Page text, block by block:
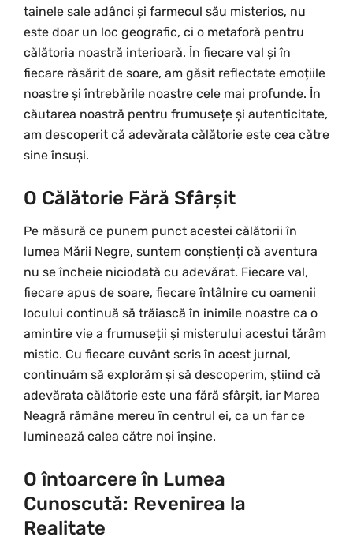
tainele sale adânci și farmecul său misterios, nu
este doar un loc geografic, ci o metaforă pentru
călătoria noastră interioară. În fiecare val și în
fiecare răsărit de soare, am găsit reflectate emoțiile
noastre și întrebările noastre cele mai profunde. În
căutarea noastră pentru frumusețe și autenticitate,
am descoperit că adevărata călătorie este cea către
sine însuși.
O Călătorie Fără Sfârșit
Pe măsură ce punem punct acestei călătorii în
lumea Mării Negre, suntem conștienți că aventura
nu se încheie niciodată cu adevărat. Fiecare val,
fiecare apus de soare, fiecare întâlnire cu oamenii
locului continuă să trăiască în inimile noastre ca o
amintire vie a frumuseții și misterului acestui tărâm
mistic. Cu fiecare cuvânt scris în acest jurnal,
continuăm să explorăm și să descoperim, știind că
adevărata călătorie este una fără sfârșit, iar Marea
Neagră rămâne mereu în centrul ei, ca un far ce
luminează calea către noi înșine.
O întoarcere în Lumea
Cunoscută: Revenirea la
Realitate